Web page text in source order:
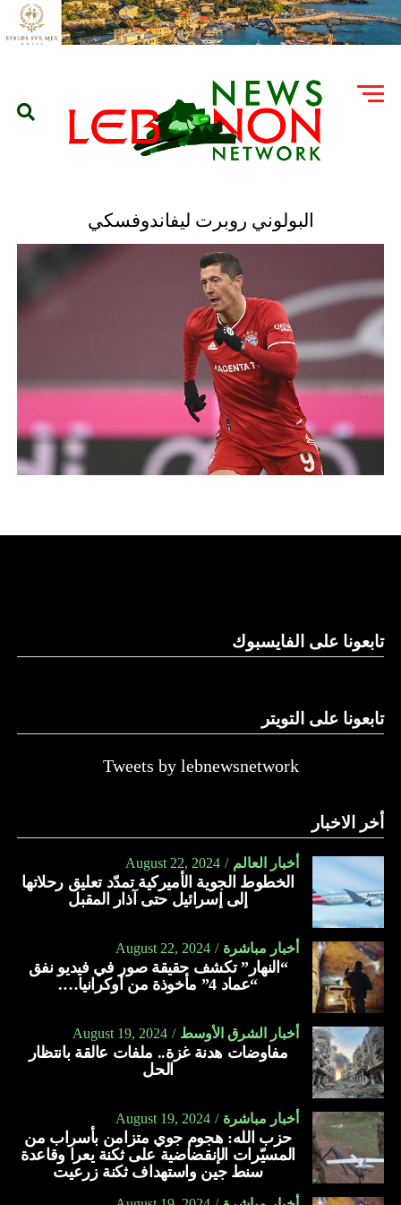
البولوني روبرت ليفاندوفسكي
تابعونا على الفايسبوك
تابعونا على التويتر
Tweets by lebnewsnetwork
أخر الاخبار
أخبار العالم August 22, 2024
الخطوط الجوية الأميركية تمدّد تعليق رحلاتها
إلى إسرائيل حتى آذار المقبل
أخبار مباشرة August 22, 2024
“النهار” تكشف حقيقة صور في فيديو نفق
“عماد 4” مأخوذة من أوكرانيا….
أخبار الشرق الأوسط August 19, 2024
مفاوضات هدنة غزة.. ملفات عالقة بانتظار
الحل
أخبار مباشرة August 19, 2024
حزب الله: هجوم جوي متزامن بأسراب من
المسيّرات الإنقضاضية على ثكنة يعرا وقاعدة
سنط جين واستهداف ثكنة زرعيت